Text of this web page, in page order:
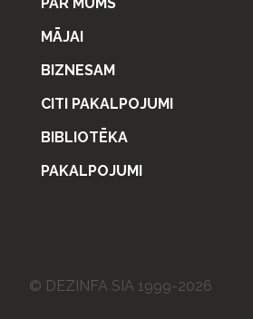
MĀJAI
BIZNESAM
CITI PAKALPOJUMI
BIBLIOTĒKA
PAKALPOJUMI
© DEZINFA SIA 1999-2026